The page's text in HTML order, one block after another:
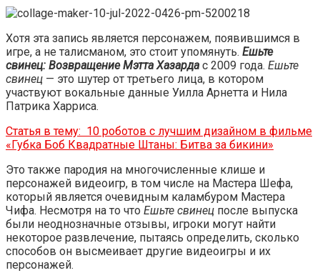
Хотя эта запись является персонажем, появившимся в
игре, а не талисманом, это стоит упомянуть. Ешьте
свинец: Возвращение Мэтта Хазарда с 2009 года. Ешьте
свинец — это шутер от третьего лица, в котором
участвуют вокальные данные Уилла Арнетта и Нила
Патрика Харриса.
Статья в тему: 10 роботов с лучшим дизайном в фильме
«Губка Боб Квадратные Штаны: Битва за бикини»
Это также пародия на многочисленные клише и
персонажей видеоигр, в том числе на Мастера Шефа,
который является очевидным каламбуром Мастера
Чифа. Несмотря на то что Ешьте свинец после выпуска
были неоднозначные отзывы, игроки могут найти
некоторое развлечение, пытаясь определить, сколько
способов он высмеивает другие видеоигры и их
персонажей.